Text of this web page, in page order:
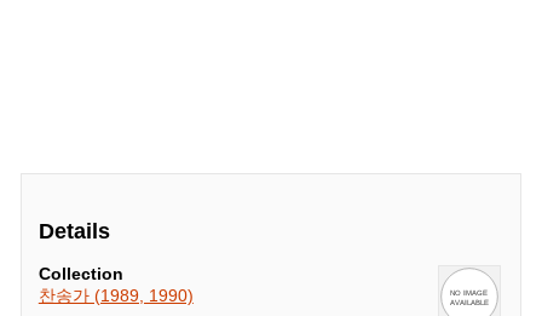
Details
Collection
찬송가 (1989, 1990)